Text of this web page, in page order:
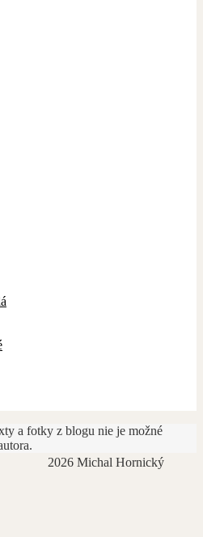
2026 Michal Hornický
a fotky z blogu nie je možné